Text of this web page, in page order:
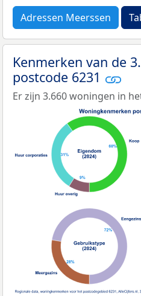
Adressen Meerssen
Kenmerken van de
postcode 6231
Er zijn 3.660 woningen in